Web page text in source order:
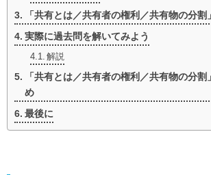
「共有とは／共有者の権利／共有物の分
実際に過去問を解いてみよう
解説
「共有とは／共有者の権利／共有物の分割
め
最後に